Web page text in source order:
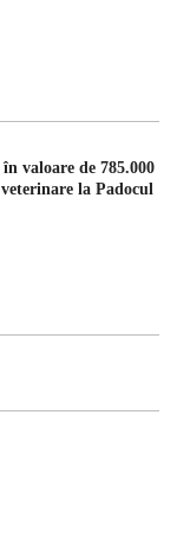
valoare de 785.000
la Padocul